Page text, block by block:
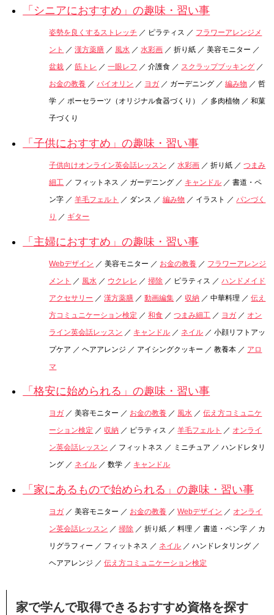
「シニアにおすすめ」の趣味・習い事
姿勢を良くするストレッチ ／ ピラティス ／ フラワーアレンジメ
ント ／漢方薬膳 ／ 風水 ／水彩画 ／ 折り紙 ／ 美容モニター ／
盆栽 ／筋トレ ／一眼レフ ／ 介護食 ／ スクラップブッキング ／
お金の教養 ／バイオリン ／ ヨガ ／ ガーデニング ／編み物 ／ 哲
学 ／ ポーセラーツ（オリジナル食器づくり） ／ 多肉植物 ／ 和菓
子づくり
「子供におすすめ」の趣味・習い事
子供向けオンライン英会話レッスン ／水彩画 ／ 折り紙 ／つまみ
細工 ／ フィットネス ／ ガーデニング ／ キャンドル ／ 書道・ペ
ン字 ／羊毛フェルト ／ ダンス ／編み物 ／ イラスト ／パンづく
り ／ ギター
「主婦におすすめ」の趣味・習い事
Webデザイン ／ 美容モニター ／ お金の教養 ／ フラワーアレンジ
メント
／ 風水 ／ ウクレレ ／掃除 ／ ピラティス ／ハンドメイド
アクセサリー ／漢方薬膳 ／動画編集 ／収納 ／ 中華料理 ／伝え
方コミュニケーション検定 ／和食 ／つまみ細工 ／ ヨガ ／ オン
ライン英会話レッスン ／ キャンドル ／ ネイル ／ 小顔リフトアッ
プケア ／ ヘアアレンジ ／ アイシングクッキー ／ 教養本 ／ アロ
マ
「格安に始められる」の趣味・習い事
ヨガ ／ 美容モニター ／ お金の教養 ／ 風水 ／伝え方コミュニケ
ーション検定 ／収納 ／ ピラティス ／羊毛フェルト ／ オンライ
ン英会話レッスン ／ フィットネス ／ ミニチュア ／ ハンドレタリ
ング ／ ネイル ／ 数学 ／ キャンドル
「家にあるもので始められる」の趣味・習い事
ヨガ ／ 美容モニター ／ お金の教養 ／Webデザイン ／ オンライ
ン英会話レッスン ／掃除 ／ 折り紙 ／ 料理 ／ 書道・ペン字 ／ カ
リグラフィー ／ フィットネス ／ ネイル ／ ハンドレタリング ／
ヘアアレンジ ／伝え方コミュニケーション検定
家で学んで取得できるおすすめ資格を探す